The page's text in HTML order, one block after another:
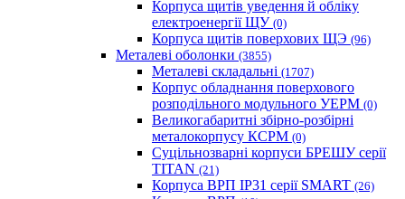
Корпуса щитів уведення й обліку
електроенергії ЩУ (0)
Корпуса щитів поверхових ЩЭ (96)
Металеві оболонки (3855)
Металеві складальні (1707)
Корпус обладнання поверхового
розподільного модульного УЕРМ (0)
Великогабаритні збірно-розбірні
металокорпусу КСРМ (0)
Суцільнозварні корпуси БРЕШУ серії
TITAN (21)
Корпуса ВРП IP31 серії SMART (26)